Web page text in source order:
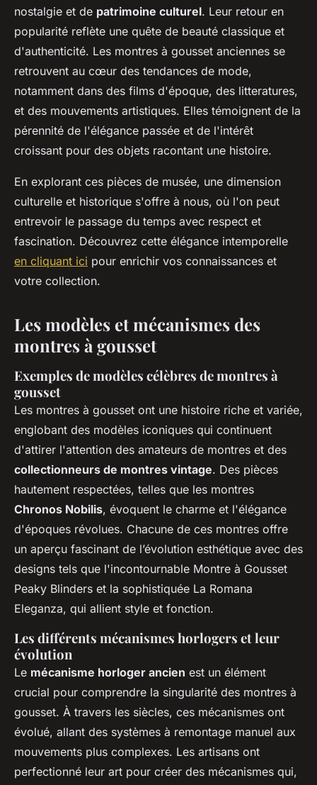
nostalgie et de patrimoine culturel. Leur retour en
popularité reflète une quête de beauté classique et
d'authenticité. Les montres à gousset anciennes se
retrouvent au cœur des tendances de mode,
notamment dans des films d'époque, des litteratures,
et des mouvements artistiques. Elles témoignent de la
pérennité de l'élégance passée et de l'intérêt
croissant pour des objets racontant une histoire.
En explorant ces pièces de musée, une dimension
culturelle et historique s'offre à nous, où l'on peut
entrevoir le passage du temps avec respect et
fascination. Découvrez cette élégance intemporelle
en cliquant ici pour enrichir vos connaissances et
votre collection.
Les modèles et mécanismes des
montres à gousset
Exemples de modèles célèbres de montres à
gousset
Les montres à gousset ont une histoire riche et variée,
englobant des modèles iconiques qui continuent
d'attirer l'attention des amateurs de montres et des
collectionneurs de montres vintage. Des pièces
hautement respectées, telles que les montres
Chronos Nobilis, évoquent le charme et l'élégance
d'époques révolues. Chacune de ces montres offre
un aperçu fascinant de l’évolution esthétique avec des
designs tels que l'incontournable Montre à Gousset
Peaky Blinders et la sophistiquée La Romana
Eleganza, qui allient style et fonction.
Les différents mécanismes horlogers et leur
évolution
Le mécanisme horloger ancien est un élément
crucial pour comprendre la singularité des montres à
gousset. À travers les siècles, ces mécanismes ont
évolué, allant des systèmes à remontage manuel aux
mouvements plus complexes. Les artisans ont
perfectionné leur art pour créer des mécanismes qui,